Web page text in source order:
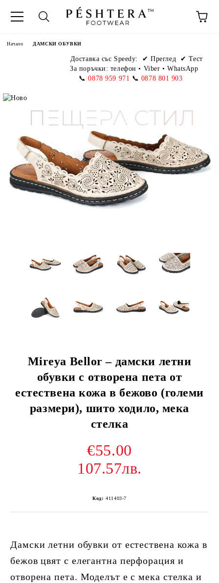
Начало ДАМСКИ ОБУВКИ
Доставка със Speedy:
✔ Преглед ✔ Тест
За поръчки: телефон• Viber • WhatsApp
📞 0878 959 971 📞 0878 801 903
Mireya Bellor – дамски летни
обувки с отворена пета от
естествена кожа в бежово (големи
размери), шито ходило, мека
стелка
€55.00
107.57лв.
Код: 411403-7
Дамски летни обувки от естествена кожа в
бежов цвят с елегантна перфорация и
отворена пета. Моделът е с мека стелка и